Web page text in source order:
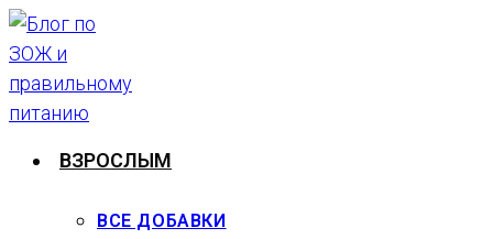
Перейти
к
содержимому
ВЗРОСЛЫМ
ВСЕ ДОБАВКИ